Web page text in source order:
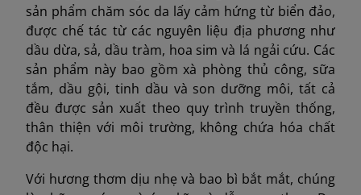
sản phẩm chăm sóc da lấy cảm hứng từ biển đảo,
được chế tác từ các nguyên liệu địa phương như
dầu dừa, sả, dầu tràm, hoa sim và lá ngải cứu. Các
sản phẩm này bao gồm xà phòng thủ công, sữa
tắm, dầu gội, tinh dầu và son dưỡng môi, tất cả
đều được sản xuất theo quy trình truyền thống,
thân thiện với môi trường, không chứa hóa chất
độc hại.
Với hương thơm dịu nhẹ và bao bì bắt mắt, chúng